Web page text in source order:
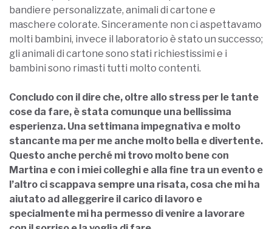
bandiere personalizzate, animali di cartone e
maschere colorate. Sinceramente non ci aspettavamo
molti bambini, invece il laboratorio è stato un successo;
gli animali di cartone sono stati richiestissimi e i
bambini sono rimasti tutti molto contenti.
Concludo con il dire che, oltre allo stress per le tante
cose da fare, è stata comunque una bellissima
esperienza. Una settimana impegnativa e molto
stancante ma per me anche molto bella e divertente.
Questo anche perché mi trovo molto bene con
Martina e con i miei colleghi e alla fine tra un evento e
l’altro ci scappava sempre una risata, cosa che mi ha
aiutato ad alleggerire il carico di lavoro e
specialmente mi ha permesso di venire a lavorare